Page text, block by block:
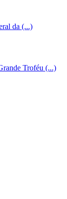
da (...)
Troféu (...)